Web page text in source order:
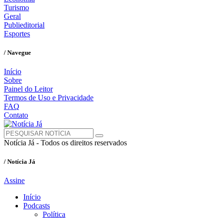
Turismo
Geral
Publieditorial
Esportes
/ Navegue
Início
Sobre
Painel do Leitor
Termos de Uso e Privacidade
FAQ
Contato
Notícia Já - Todos os direitos reservados
/ Notícia Já
Assine
Início
Podcasts
Política